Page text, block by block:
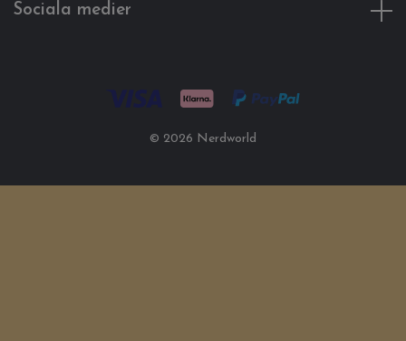
Sociala medier
© 2026 Nerdworld